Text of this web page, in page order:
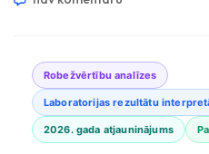
Robežvērtību analīzes
Laboratorijas rezultātu
2026. gada atjauninājums